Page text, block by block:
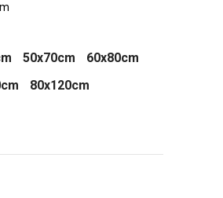
50x70cm
60x80cm
80x120cm